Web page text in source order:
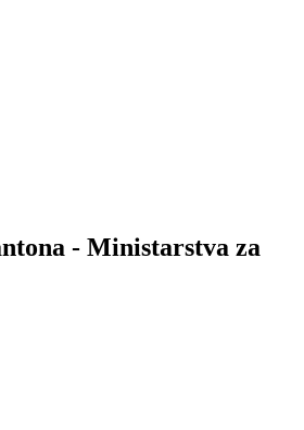
- Ministarstva za